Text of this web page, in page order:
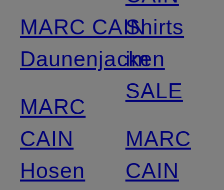
MARC CAIN
Daunenjacken
MARC
CAIN
Hosen
Shirts
im
SALE
MARC
CAIN